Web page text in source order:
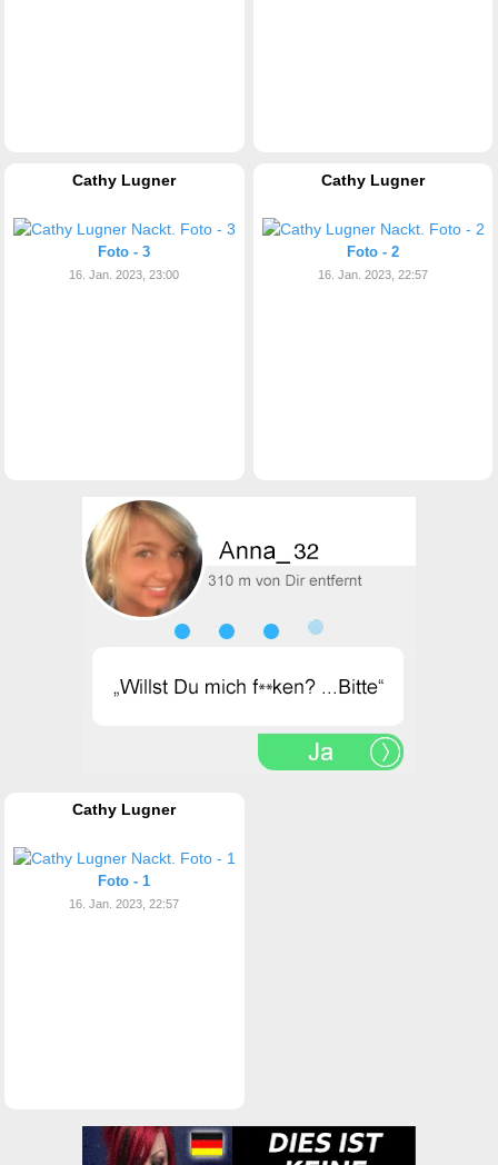
Cathy Lugner
Foto - 3
16. Jan. 2023, 23:00
Cathy Lugner
Foto - 2
16. Jan. 2023, 22:57
Cathy Lugner
Foto - 1
16. Jan. 2023, 22:57